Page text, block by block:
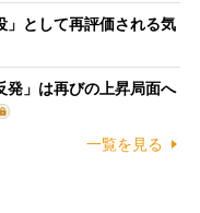
」として再評価される気
発」は再びの上昇局面へ
一覧を見る